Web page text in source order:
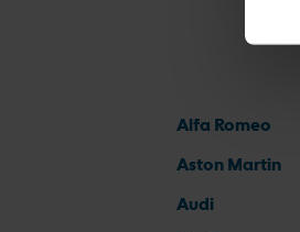
Alfa Romeo
Aston Martin
Audi